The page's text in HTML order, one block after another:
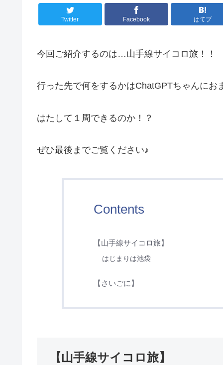
Twitter Facebook はてブ
今回ご紹介するのは…山手線サイコロ旅！！
行った先で何をするかはChatGPTちゃんに
はたして１周できるのか！？
ぜひ最後までご覧ください♪
Contents
【山手線サイコロ旅】
はじまりは池袋
【さいごに】
【山手線サイコロ旅】